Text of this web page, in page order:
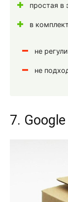
простая в
в
не
не
7.